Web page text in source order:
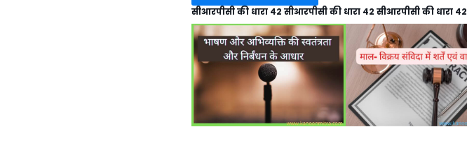
सीआरपीसी की धारा 42 सीआरपीसी की धारा 42 सीआरपीसी की धारा 42